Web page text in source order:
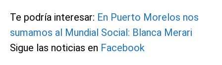
Te podría interesar: En Puerto Morelos nos
sumamos al Mundial Social: Blanca Merari
Sigue las noticias en Facebook